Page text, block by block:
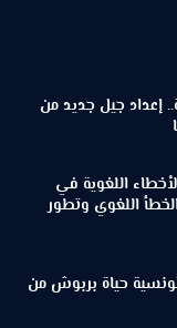
إعداد جيل جديد من
اللغوية في
اللغوي وتطور
حياة بربوش من